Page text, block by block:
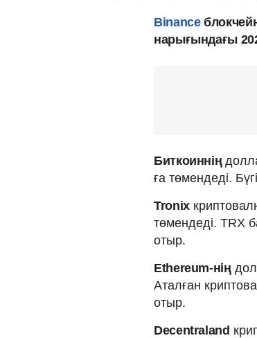
Binance
нарығындағы
Биткоиннің
ға төмендеді.
Tronix
төмендеді. TRX
отыр.
Ethereum-нің
Аталған
отыр.
Decentraland